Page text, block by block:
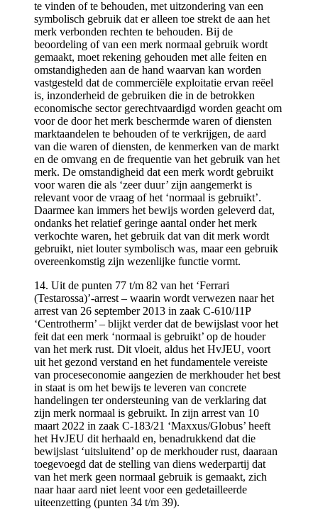
te vinden of te behouden, met uitzondering van een
symbolisch gebruik dat er alleen toe strekt de aan het
merk verbonden rechten te behouden. Bij de
beoordeling of van een merk normaal gebruik wordt
gemaakt, moet rekening gehouden met alle feiten en
omstandigheden aan de hand waarvan kan worden
vastgesteld dat de commerciële exploitatie ervan reëel
is, inzonderheid de gebruiken die in de betrokken
economische sector gerechtvaardigd worden geacht om
voor de door het merk beschermde waren of diensten
marktaandelen te behouden of te verkrijgen, de aard
van die waren of diensten, de kenmerken van de markt
en de omvang en de frequentie van het gebruik van het
merk. De omstandigheid dat een merk wordt gebruikt
voor waren die als ‘zeer duur’ zijn aangemerkt is
relevant voor de vraag of het ‘normaal is gebruikt’.
Daarmee kan immers het bewijs worden geleverd dat,
ondanks het relatief geringe aantal onder het merk
verkochte waren, het gebruik dat van dit merk wordt
gebruikt, niet louter symbolisch was, maar een gebruik
overeenkomstig zijn wezenlijke functie vormt.
14. Uit de punten 77 t/m 82 van het ‘Ferrari
(Testarossa)’-arrest – waarin wordt verwezen naar het
arrest van 26 september 2013 in zaak C-610/11P
‘Centrotherm’ – blijkt verder dat de bewijslast voor het
feit dat een merk ‘normaal is gebruikt’ op de houder
van het merk rust. Dit vloeit, aldus het HvJEU, voort
uit het gezond verstand en het fundamentele vereiste
van proceseconomie aangezien de merkhouder het best
in staat is om het bewijs te leveren van concrete
handelingen ter ondersteuning van de verklaring dat
zijn merk normaal is gebruikt. In zijn arrest van 10
maart 2022 in zaak C-183/21 ‘Maxxus/Globus’ heeft
het HvJEU dit herhaald en, benadrukkend dat die
bewijslast ‘uitsluitend’ op de merkhouder rust, daaraan
toegevoegd dat de stelling van diens wederpartij dat
van het merk geen normaal gebruik is gemaakt, zich
naar haar aard niet leent voor een gedetailleerde
uiteenzetting (punten 34 t/m 39).